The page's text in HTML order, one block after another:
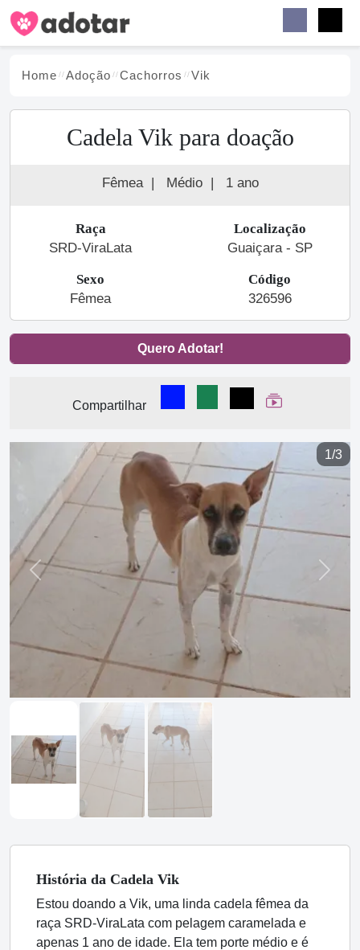
Home Adoção Cachorros Vik
Cadela Vik para doação
Fêmea | Médio | 1 ano
Raça
SRD-ViraLata
Localização
Guaiçara - SP
Sexo
Fêmea
Código
326596
Quero Adotar!
Compartilhar
Compartilhar no Facebook
Compartilhar no
Compartilhar
Ver Web Story
1/3
Previous Next
História da Cadela Vik
Estou doando a Vik, uma linda cadela fêmea da
raça SRD-ViraLata com pelagem caramelada e
apenas 1 ano de idade. Ela tem porte médio e é